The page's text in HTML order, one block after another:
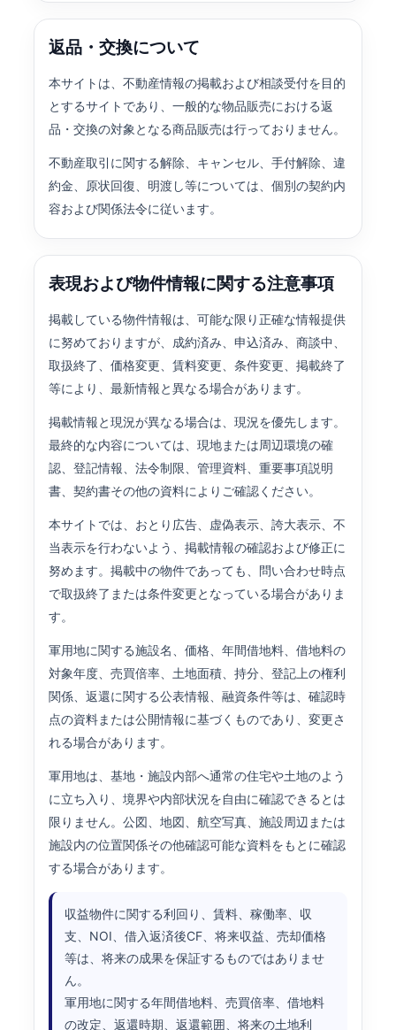
返品・交換について
本サイトは、不動産情報の掲載および相談受付を目的
とするサイトであり、一般的な物品販売における返
品・交換の対象となる商品販売は行っておりません。
不動産取引に関する解除、キャンセル、手付解除、違
約金、原状回復、明渡し等については、個別の契約内
容および関係法令に従います。
表現および物件情報に関する注意事項
掲載している物件情報は、可能な限り正確な情報提供
に努めておりますが、成約済み、申込済み、商談中、
取扱終了、価格変更、賃料変更、条件変更、掲載終了
等により、最新情報と異なる場合があります。
掲載情報と現況が異なる場合は、現況を優先します。
最終的な内容については、現地または周辺環境の確
認、登記情報、法令制限、管理資料、重要事項説明
書、契約書その他の資料によりご確認ください。
本サイトでは、おとり広告、虚偽表示、誇大表示、不
当表示を行わないよう、掲載情報の確認および修正に
努めます。掲載中の物件であっても、問い合わせ時点
で取扱終了または条件変更となっている場合がありま
す。
軍用地に関する施設名、価格、年間借地料、借地料の
対象年度、売買倍率、土地面積、持分、登記上の権利
関係、返還に関する公表情報、融資条件等は、確認時
点の資料または公開情報に基づくものであり、変更さ
れる場合があります。
軍用地は、基地・施設内部へ通常の住宅や土地のよう
に立ち入り、境界や内部状況を自由に確認できるとは
限りません。公図、地図、航空写真、施設周辺または
施設内の位置関係その他確認可能な資料をもとに確認
する場合があります。
収益物件に関する利回り、賃料、稼働率、収
支、NOI、借入返済後CF、将来収益、売却価格
等は、将来の成果を保証するものではありませ
ん。
軍用地に関する年間借地料、売買倍率、借地料
の改定、返還時期、返還範囲、将来の土地利